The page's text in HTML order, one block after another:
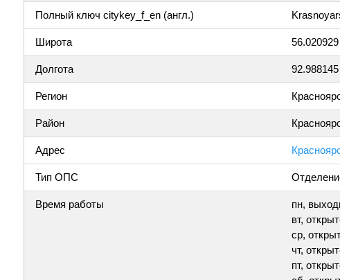
Полный ключ citykey_f_en (англ.)
Широта 56.020929
Долгота 92.988145
Регион
Район
Адрес
Тип ОПС
Время работы
пн,
вт,
ср,
чт,
пт,